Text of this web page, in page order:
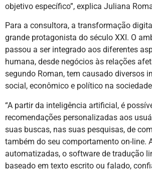
objetivo específico”, explica Juliana
Para a consultora, a transformação
grande protagonista do século XXI. O
passou a ser integrado aos diferentes
humana, desde negócios às relações
segundo Roman, tem causado diversos
social, econômico e político na
“A partir da inteligência artificial, é
recomendações personalizadas aos
suas buscas, nas suas pesquisas, de
também do seu comportamento on-line.
automatizadas, o software de tradução
baseado em texto escrito ou falado,